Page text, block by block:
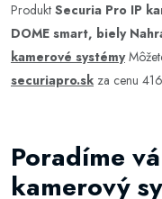
Produkt Securia Pro IP
DOME smart, biely
kamerové systémy
securiapro.sk za cenu
Poradíme
kamerový